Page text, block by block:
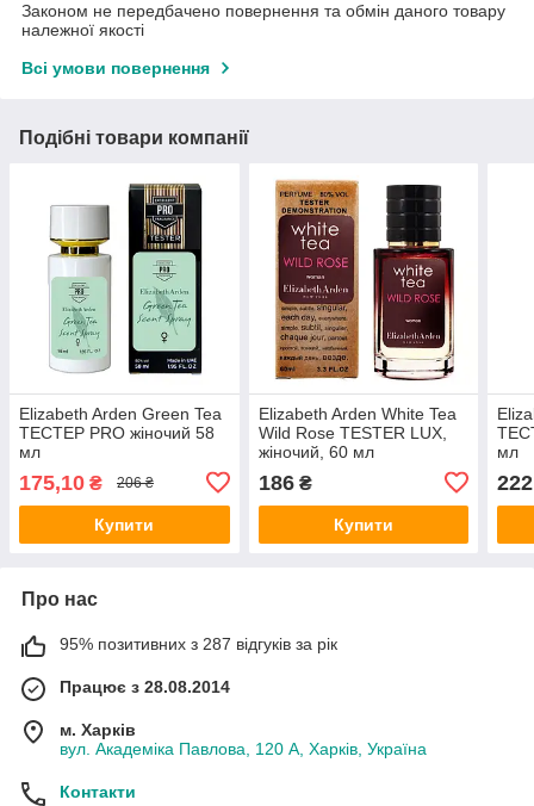
Законом не передбачено повернення та обмін даного товару
належної якості
Всі умови повернення
Подібні товари компанії
Elizabeth Arden Green Tea
ТЕСТЕР PRO жіночий 58
мл
175,10 ₴ 206 ₴
Купити
Elizabeth Arden White Tea
Wild Rose TESTER LUX,
жіночий, 60 мл
186₴
Купити
мл
222
Про нас
95% позитивних з 287 відгуків за рік
Працює з 28.08.2014
м. Харків
вул. Академіка Павлова, 120 А, Харків, Україна
Контакти